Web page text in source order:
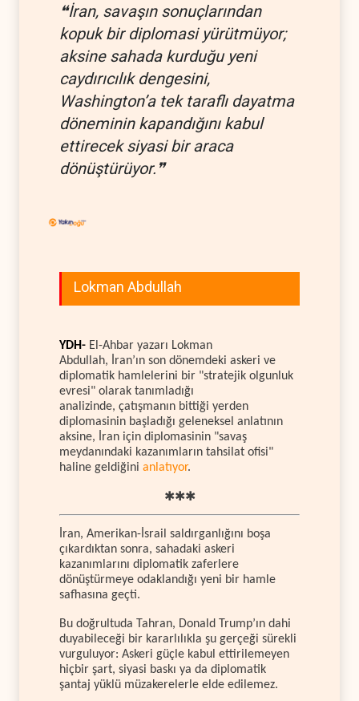
❝İran, savaşın sonuçlarından
kopuk bir diplomasi yürütmüyor;
aksine sahada kurduğu yeni
caydırıcılık dengesini,
Washington’a tek taraflı dayatma
döneminin kapandığını kabul
ettirecek siyasi bir araca
dönüştürüyor.❞
Lokman Abdullah
YDH- El-Ahbar yazarı Lokman
Abdullah, İran’ın son dönemdeki askeri ve
diplomatik hamlelerini bir "stratejik olgunluk
evresi" olarak tanımladığı
analizinde, çatışmanın bittiği yerden
diplomasinin başladığı geleneksel anlatının
aksine, İran için diplomasinin "savaş
meydanındaki kazanımların tahsilat ofisi"
haline geldiğini anlatıyor.
✱✱✱
İran, Amerikan-İsrail saldırganlığını boşa
çıkardıktan sonra, sahadaki askeri
kazanımlarını diplomatik zaferlere
dönüştürmeye odaklandığı yeni bir hamle
safhasına geçti.
Bu doğrultuda Tahran, Donald Trump’ın dahi
duyabileceği bir kararlılıkla şu gerçeği sürekli
vurguluyor: Askeri güçle kabul ettirilemeyen
hiçbir şart, siyasi baskı ya da diplomatik
şantaj yüklü müzakerelerle elde edilemez.